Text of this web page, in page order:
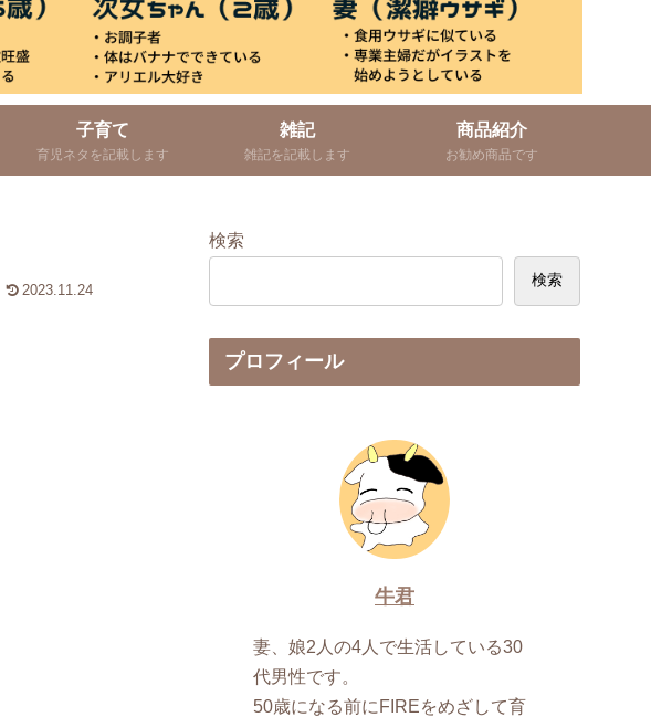
子育て
育児ネタを記載します
雑記
雑記を記載します
商品紹介
お勧め商品です
2023.11.24
検索
検索
プロフィール
牛君
妻、娘2人の4人で生活している30
代男性です。
50歳になる前にFIREをめざして育